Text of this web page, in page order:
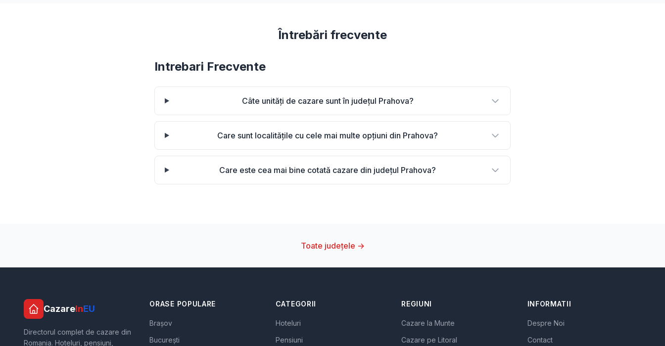
Întrebări frecvente
Intrebari Frecvente
Câte unități de cazare sunt în județul Prahova?
Care sunt localitățile cu cele mai multe opțiuni din Prahova?
Care este cea mai bine cotată cazare din județul Prahova?
Toate județele →
CazareInEU
Directorul complet de cazare din
Romania. Hoteluri, pensiuni,
ORASE POPULARE
Brașov
București
CATEGORII
Hoteluri
Pensiuni
REGIUNI
Cazare la Munte
Cazare pe Litoral
INFORMATII
Despre Noi
Contact